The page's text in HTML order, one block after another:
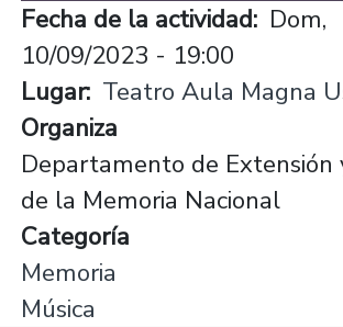
Fecha de la actividad Dom,
10/09/2023 - 19:00
Lugar Teatro Aula Magna
Organiza
Departamento de Extensión
de la Memoria Nacional
Categoría
Memoria
Música